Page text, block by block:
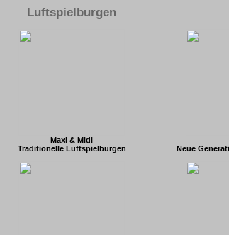
Luftspielburgen
Maxi & Midi
Traditionelle Luftspielburgen
Neue